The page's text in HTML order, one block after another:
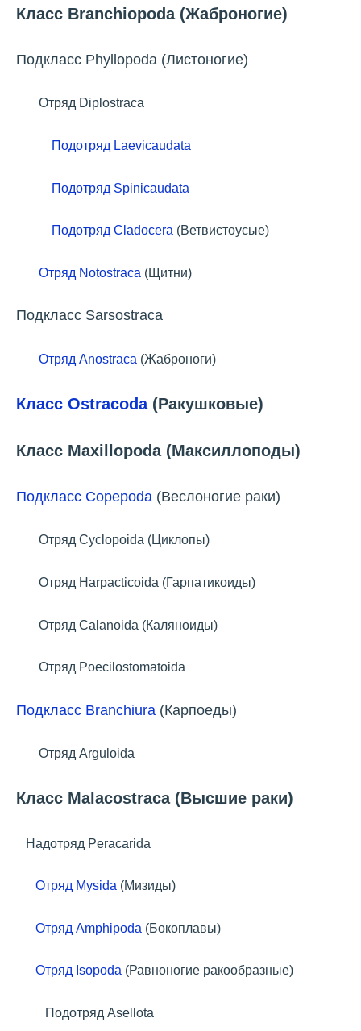
Класс Branchiopoda (Жаброногие)
Подкласс Phyllopoda (Листоногие)
Отряд Diplostraca
Подотряд Laevicaudata
Подотряд Spinicaudata
Подотряд Cladocera (Ветвистоусые)
Отряд Notostraca (Щитни)
Подкласс Sarsostraca
Отряд Anostraca (Жаброноги)
Класс Ostracoda(Ракушковые)
Класс Maxillopoda (Максиллоподы)
Подкласс Copepoda (Веслоногие раки)
Отряд Cyclopoida (Циклопы)
Отряд Harpacticoida (Гарпатикоиды)
Отряд Calanoida (Каляноиды)
Отряд Poecilostomatoida
Подкласс Branchiura (Карпоеды)
Отряд Arguloida
Класс Malacostraca (Высшие раки)
Надотряд Peracarida
Отряд Mysida (Мизиды)
Отряд Amphipoda (Бокоплавы)
Отряд Isopoda (Равноногие ракообразные)
Подотряд Asellota